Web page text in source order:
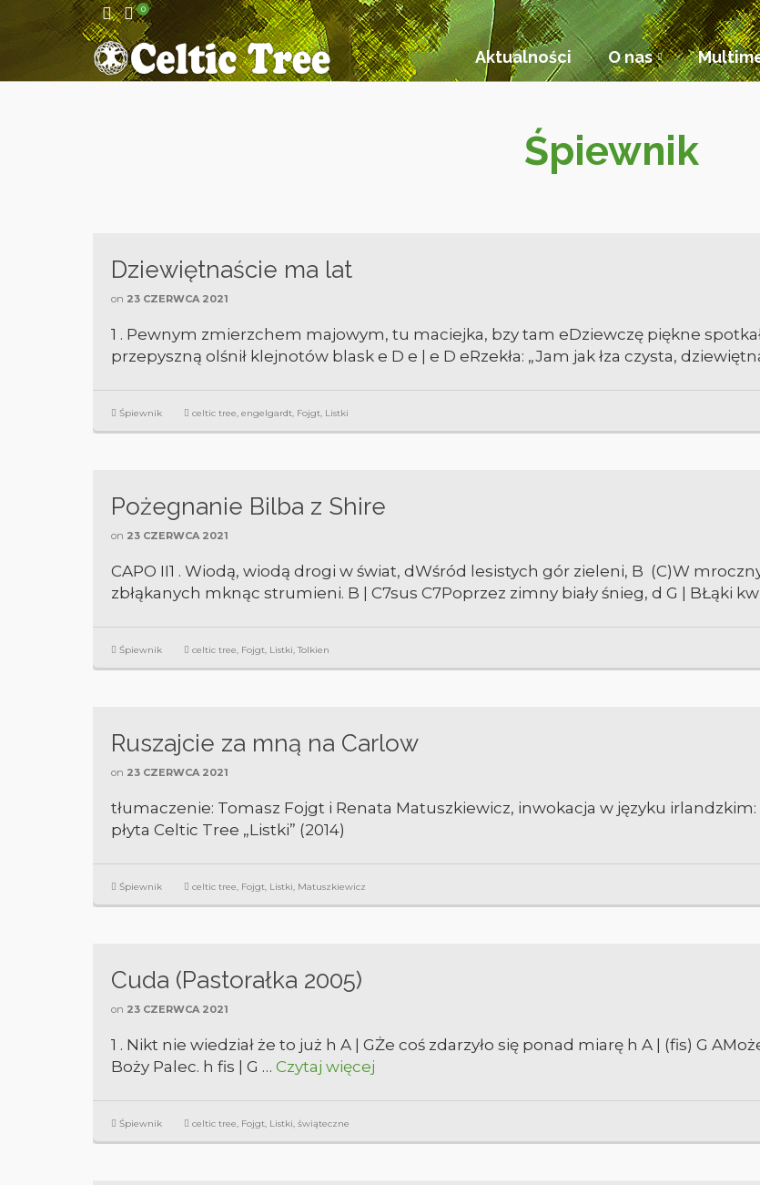
0
Aktualności O nas
Śpiewnik
Dziewiętnaście ma lat
on 23 CZERWCA 2021
1 . Pewnym zmierzchem majowym, tu maciejka, bzy tam eDziewczę piękne
przepyszną olśnił klejnotów blask e D e | e D eRzekła: „Jam jak łza czysta,
Śpiewnik celtic tree, engelgardt, Fojgt, Listki
Pożegnanie Bilba z Shire
on 23 CZERWCA 2021
CAPO II1 . Wiodą, wiodą drogi w świat, dWśród lesistych gór zieleni, B (C)W
zbłąkanych mknąc strumieni. B | C7sus C7Poprzez zimny biały śnieg, d G | BŁąki
Śpiewnik celtic tree, Fojgt, Listki, Tolkien
Ruszajcie za mną na Carlow
on 23 CZERWCA 2021
tłumaczenie: Tomasz Fojgt i Renata Matuszkiewicz, inwokacja w języku
płyta Celtic Tree „Listki” (2014)
Śpiewnik celtic tree, Fojgt, Listki, Matuszkiewicz
Cuda (Pastorałka 2005)
on 23 CZERWCA 2021
1 . Nikt nie wiedział że to już h A | GŻe coś zdarzyło się ponad miarę h A | (fis) G
Boży Palec. h fis | G … Czytaj więcej
Śpiewnik celtic tree, Fojgt, Listki, świąteczne